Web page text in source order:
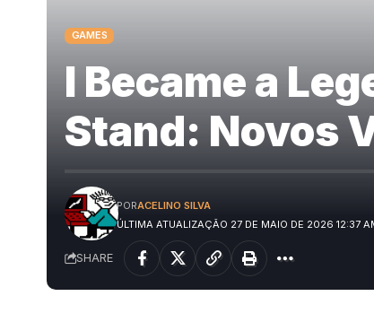
GAMES
I Became a
Stand: Novos
ÚLTIMA ATUALIZAÇÃO 27 DE MAIO DE 2026 12:37
PORACELINO SILVA
SHARE